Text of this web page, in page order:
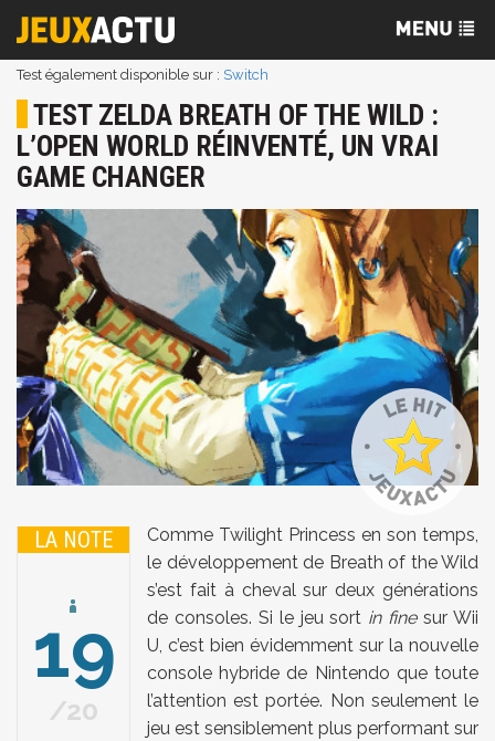
Test également disponible sur : Switch
TEST ZELDA BREATH OF THE WILD :
L’OPEN WORLD RÉINVENTÉ, UN VRAI
GAME CHANGER
LA NOTE
19
20
Comme Twilight Princess en son temps,
le développement de Breath of the Wild
s’est fait à cheval sur deux générations
de consoles. Si le jeu sort in finesur Wii
U, c’est bien évidemment sur la nouvelle
console hybride de Nintendo que toute
l’attention est portée. Non seulement le
jeu est sensiblement plus performant sur